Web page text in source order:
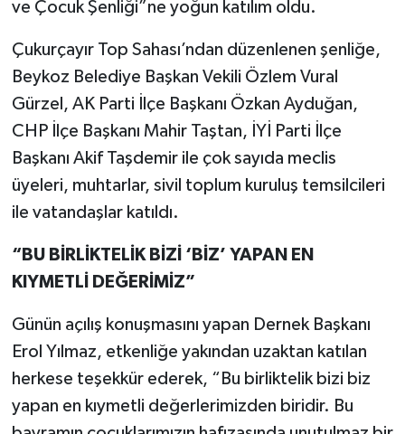
ve Çocuk Şenliği”ne yoğun katılım oldu.
Çukurçayır Top Sahası’ndan düzenlenen şenliğe,
Beykoz Belediye Başkan Vekili Özlem Vural
Gürzel, AK Parti İlçe Başkanı Özkan Ayduğan,
CHP İlçe Başkanı Mahir Taştan, İYİ Parti İlçe
Başkanı Akif Taşdemir ile çok sayıda meclis
üyeleri, muhtarlar, sivil toplum kuruluş temsilcileri
ile vatandaşlar katıldı.
“BU BİRLİKTELİK BİZİ ‘BİZ’ YAPAN EN
KIYMETLİ DEĞERİMİZ”
Günün açılış konuşmasını yapan Dernek Başkanı
Erol Yılmaz, etkenliğe yakından uzaktan katılan
herkese teşekkür ederek, “Bu birliktelik bizi biz
yapan en kıymetli değerlerimizden biridir. Bu